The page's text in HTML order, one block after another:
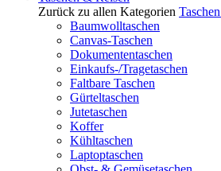
Zurück zu allen Kategorien
Baumwolltaschen
Canvas-Taschen
Dokumententaschen
Einkaufs-/Tragetaschen
Faltbare Taschen
Gürteltaschen
Jutetaschen
Koffer
Kühltaschen
Laptoptaschen